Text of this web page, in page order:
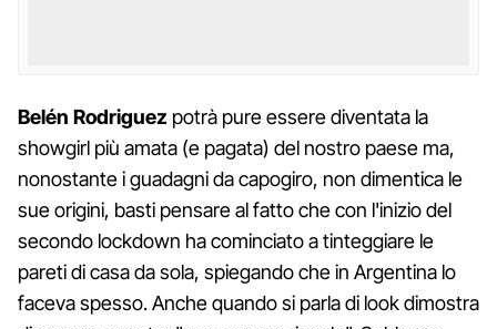
Belén Rodriguez potrà pure essere diventata la
showgirl più amata (e pagata) del nostro paese ma,
nonostante i guadagni da capogiro, non dimentica le
sue origini, basti pensare al fatto che con l'inizio del
secondo lockdown ha cominciato a tinteggiare le
pareti di casa da sola, spiegando che in Argentina lo
faceva spesso. Anche quando si parla di look dimostra